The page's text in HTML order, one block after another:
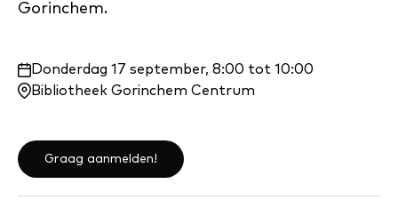
Gorinchem.
Waar
en
Donderdag 17 september, 8:00 tot 10:00
Bibliotheek Gorinchem Centrum
Graag aanmelden!